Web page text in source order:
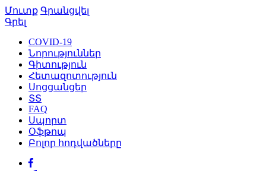
Մուտք Գրանցվել
Գրել
COVID-19
Նորություններ
Գիտություն
Հետազոտություն
Սոցցանցեր
ՏՏ
FAQ
Սպորտ
Օֆթոպ
Բոլոր հոդվածները